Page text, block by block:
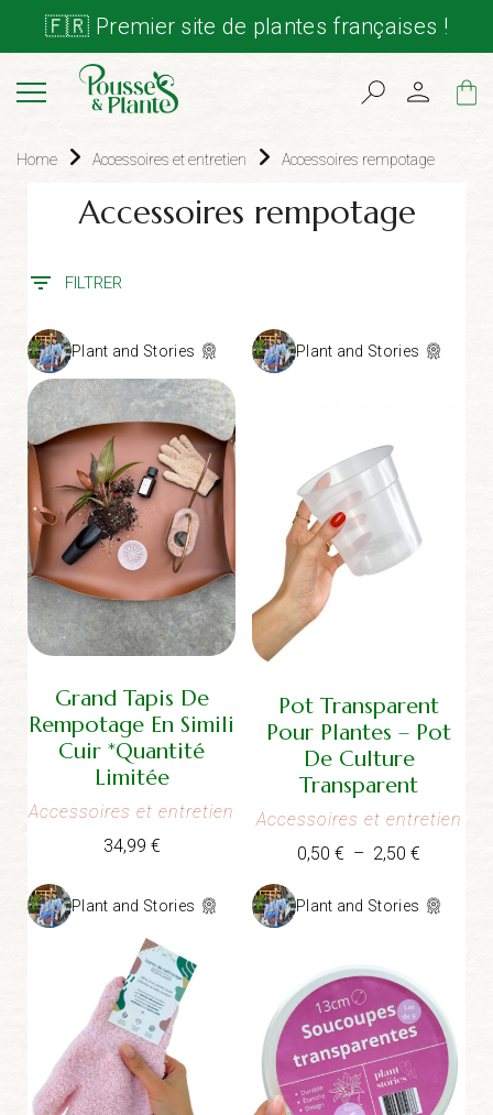
🇫🇷 Premier site de plantes françaises !
Cart
Home Accessoires et entretien Accessoires rempotage
Accessoires rempotage
FILTRER
Plant and Stories
Grand Tapis De
Rempotage En Simili
Cuir *Quantité
Limitée
Accessoires et entretien
34,99 €
Plant and Stories
Pot Transparent
Pour Plantes – Pot
De Culture
Transparent
Accessoires et entretien
0,50 € – 2,50 €
prix :
Plant and Stories Plant and Stories